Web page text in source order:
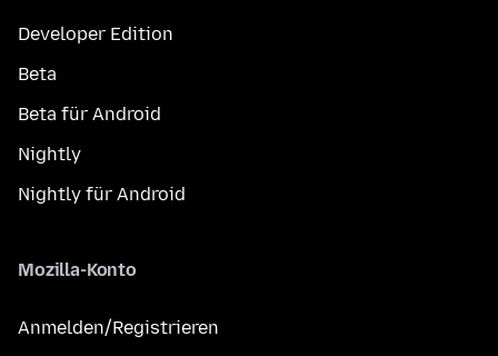
Developer Edition
Beta
Beta für Android
Nightly
Nightly für Android
Mozilla-Konto
Anmelden/Registrieren